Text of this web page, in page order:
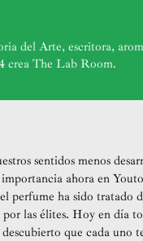
del Arte, escritora,
crea The Lab Room.
sentidos menos
importancia ahora en
perfume ha sido tratado
las élites. Hoy en día
descubierto que cada uno